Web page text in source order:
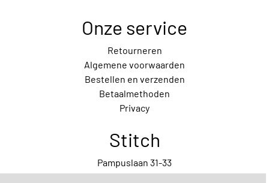
Onze service
Retourneren
Algemene voorwaarden
Bestellen en verzenden
Betaalmethoden
Privacy
Stitch
Pampuslaan 31-33
1087 HP Amsterdam